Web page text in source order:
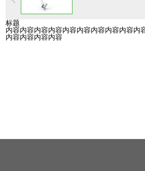
标题
内容内容内容内容内容内容内容内容内容内
内容内容内容内容